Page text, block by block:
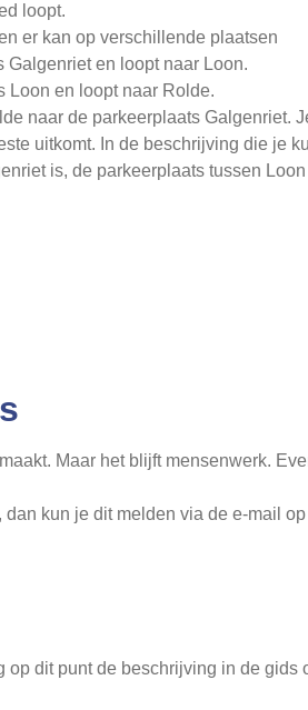
loopt.
er kan op verschillende plaatsen
Galgenriet en loopt naar Loon.
Loon en loopt naar Rolde.
naar de parkeerplaats Galgenriet.
uitkomt. In de beschrijving die je
is, de parkeerplaats tussen Loon
Maar het blijft mensenwerk.
kun je dit melden via de e-mail
op dit punt de beschrijving in de gids